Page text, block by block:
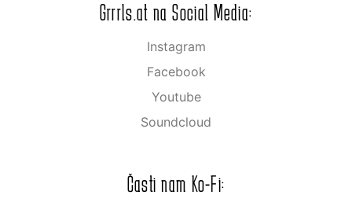
Grrrls.at na Social Media:
Instagram
Facebook
Youtube
Soundcloud
Časti nam Ko-Fi: